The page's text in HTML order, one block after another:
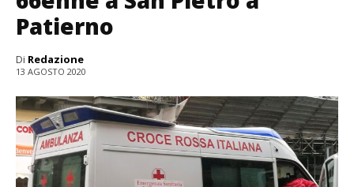
Patierno
Di Redazione
13 AGOSTO 2020